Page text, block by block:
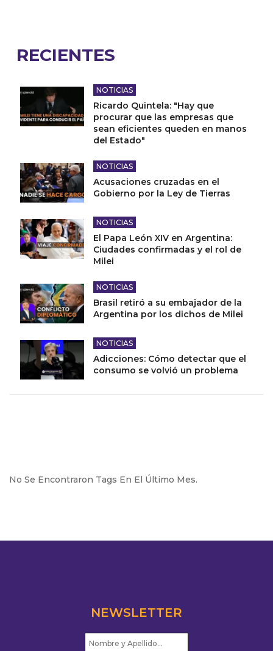
RECIENTES
NOTICIAS
Ricardo Quintela: "Hay que
procurar que las empresas que
sean eficientes queden en manos
del Estado"
NOTICIAS
Acusaciones cruzadas en el
Gobierno por la Ley de Tierras
NOTICIAS
El Papa León XIV en Argentina:
Ciudades confirmadas y el rol de
Milei
NOTICIAS
Brasil retiró a su embajador de la
Argentina por los dichos de Milei
NOTICIAS
Adicciones: Cómo detectar que el
consumo se volvió un problema
No Se Encontraron Tags En El Último Mes.
NEWSLETTER